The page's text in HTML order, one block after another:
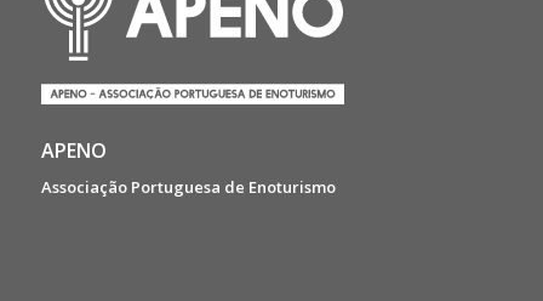
APENO
Associação Portuguesa de Enoturismo